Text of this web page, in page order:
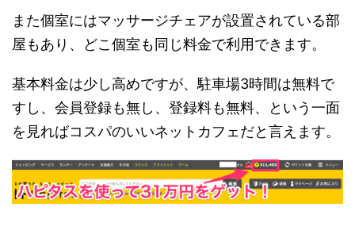
また個室にはマッサージチェアが設置されている部
屋もあり、どこ個室も同じ料金で利用できます。
基本料金は少し高めですが、駐車場3時間は無料で
すし、会員登録も無し、登録料も無料、という一面
を見ればコスパのいいネットカフェだと言えます。